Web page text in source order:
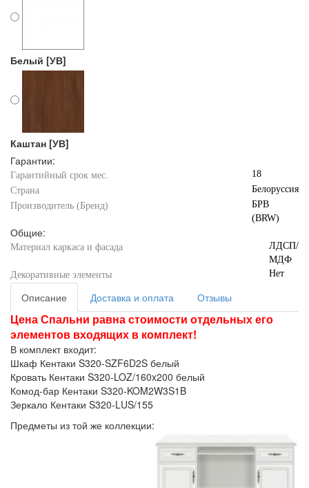
Белый [УВ]
Каштан [УВ]
Гарантии:
Гарантийный срок мес.
18
Страна
Белоруссия
Производитель (Бренд)
БРВ
(BRW)
Общие:
Материал каркаса и фасада
ЛДСП/
МДФ
Декоративные элементы
Нет
Описание Доставка и оплата Отзывы
Цена Спальни равна стоимости отдельных его
элементов входящих в комплект!
В комплект входит:
Шкаф Кентаки S320-SZF6D2S белый
Кровать Кентаки S320-LOZ/160x200 белый
Комод-бар Кентаки S320-KOM2W3S1B
Зеркало Кентаки S320-LUS/155
Предметы из той же коллекции: